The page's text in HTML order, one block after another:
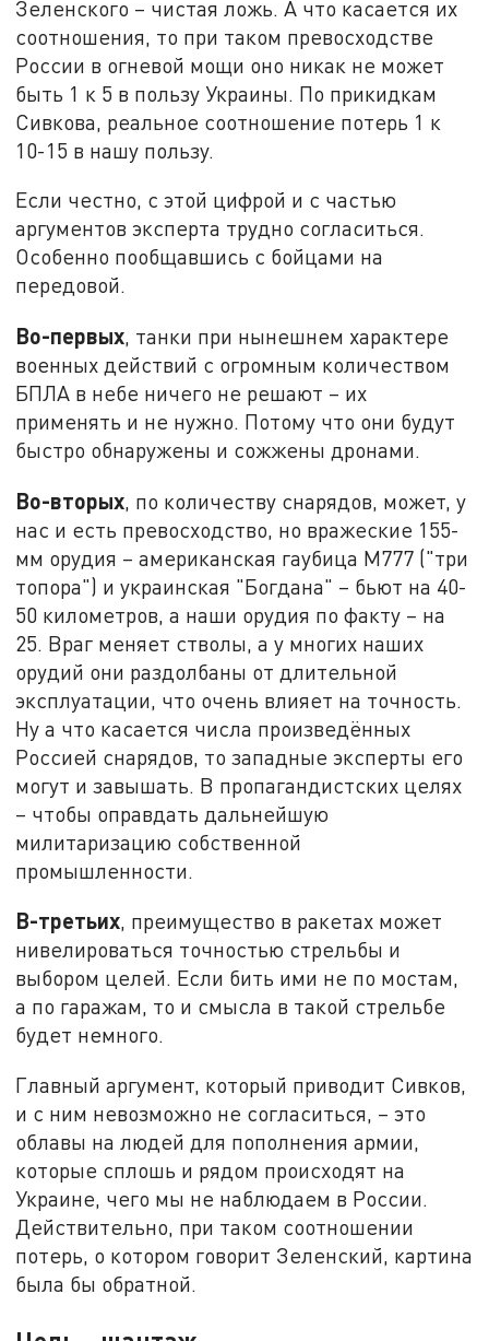
Зеленского – чистая ложь. А что касается их
соотношения, то при таком превосходстве
России в огневой мощи оно никак не может
быть 1 к 5 в пользу Украины. По прикидкам
Сивкова, реальное соотношение потерь 1 к
10-15 в нашу пользу.
Если честно, с этой цифрой и с частью
аргументов эксперта трудно согласиться.
Особенно пообщавшись с бойцами на
передовой.
Во-первых, танки при нынешнем характере
военных действий с огромным количеством
БПЛА в небе ничего не решают – их
применять и не нужно. Потому что они будут
быстро обнаружены и сожжены дронами.
Во-вторых, по количеству снарядов, может, у
нас и есть превосходство, но вражеские 155-
мм орудия – американская гаубица М777 ("три
топора") и украинская "Богдана" – бьют на 40-
50 километров, а наши орудия по факту – на
25. Враг меняет стволы, а у многих наших
орудий они раздолбаны от длительной
эксплуатации, что очень влияет на точность.
Ну а что касается числа произведённых
Россией снарядов, то западные эксперты его
могут и завышать. В пропагандистских целях
– чтобы оправдать дальнейшую
милитаризацию собственной
промышленности.
В-третьих, преимущество в ракетах может
нивелироваться точностью стрельбы и
выбором целей. Если бить ими не по мостам,
а по гаражам, то и смысла в такой стрельбе
будет немного.
Главный аргумент, который приводит Сивков,
и с ним невозможно не согласиться, – это
облавы на людей для пополнения армии,
которые сплошь и рядом происходят на
Украине, чего мы не наблюдаем в России.
Действительно, при таком соотношении
потерь, о котором говорит Зеленский, картина
была бы обратной.